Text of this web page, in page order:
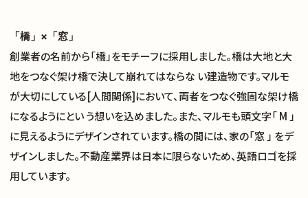
「橋」×「窓」
創業者の名前から「橋」をモチーフに採用しました。橋は大地と大
地をつなぐ架け橋で決して崩れてはならな い建造物です。マルモ
が大切にしている[人間関係]において、両者をつなぐ強固な架け橋
になるようにとい う想いを込めました。また、マルモも頭文字「 M 」
に見えるようにデザインされています。橋の間には、家の「窓 」 をデ
ザインしました。不動産業界は日本に限らないため、英語ロゴを採
用しています。